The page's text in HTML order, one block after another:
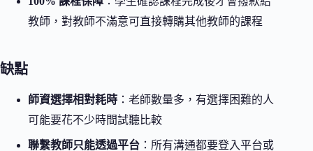
教師，對教師不滿意可直接轉購其他教師的課程
缺點
師資選擇相對耗時 ：老師數量多，有選擇困難的人
可能要花不少時間試聽比較
聯繫教師只能透過平台 ：所有溝通都要登入平台或